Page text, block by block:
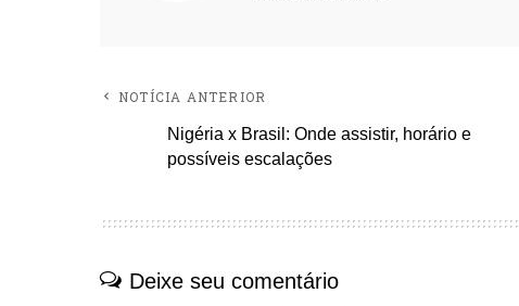
NOTÍCIA ANTERIOR
Nigéria x Brasil: Onde assistir, horário e
possíveis escalações
Deixe seu comentário